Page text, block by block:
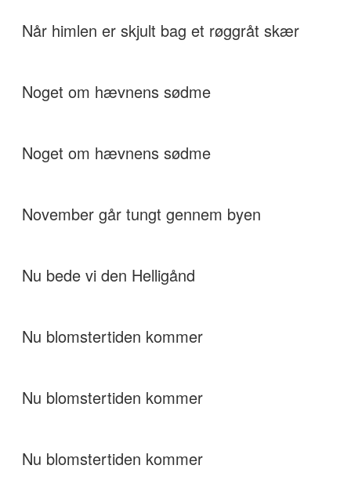
Når himlen er skjult bag et røggråt skær
Noget om hævnens sødme
Noget om hævnens sødme
November går tungt gennem byen
Nu bede vi den Helligånd
Nu blomstertiden kommer
Nu blomstertiden kommer
Nu blomstertiden kommer